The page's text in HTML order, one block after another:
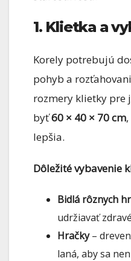
1. Klietka a
Korely potrebujú
pohyb a
rozmery klietky pre
byť60 × 40 × 70 cm
lepšia.
Dôležité vybavenie
Bidlá rôznych
udržiavať
Hračky–
laná, aby sa